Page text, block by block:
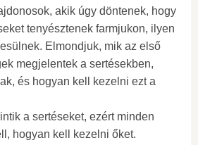
akik úgy döntenek, hogy
tenyésztenek farmjukon, ilyen
Elmondjuk, mik az első
megjelentek a sertésekben,
és hogyan kell kezelni ezt a
a sertéseket, ezért minden
hogyan kell kezelni őket.